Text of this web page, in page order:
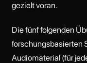
gezielt voran.
Die fünf folgenden
forschungsbasierten
Audiomaterial (für